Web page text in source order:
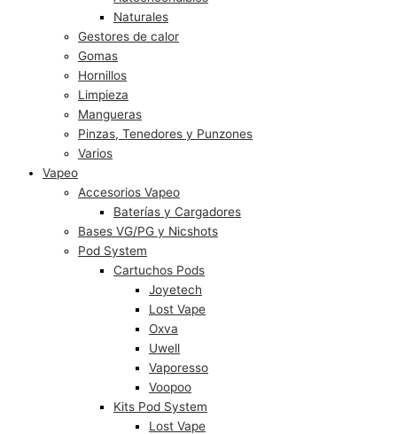
Naturales
Gestores de calor
Gomas
Hornillos
Limpieza
Mangueras
Pinzas, Tenedores y Punzones
Varios
Vapeo
Accesorios Vapeo
Baterías y Cargadores
Bases VG/PG y Nicshots
Pod System
Cartuchos Pods
Joyetech
Lost Vape
Oxva
Uwell
Vaporesso
Voopoo
Kits Pod System
Lost Vape